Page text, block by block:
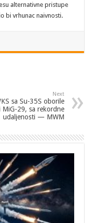
alternativne pristupe
bi vrhunac naivnosti.
Next
sa Su-35S oborile
MiG-29, sa rekordne
udaljenosti — MWM